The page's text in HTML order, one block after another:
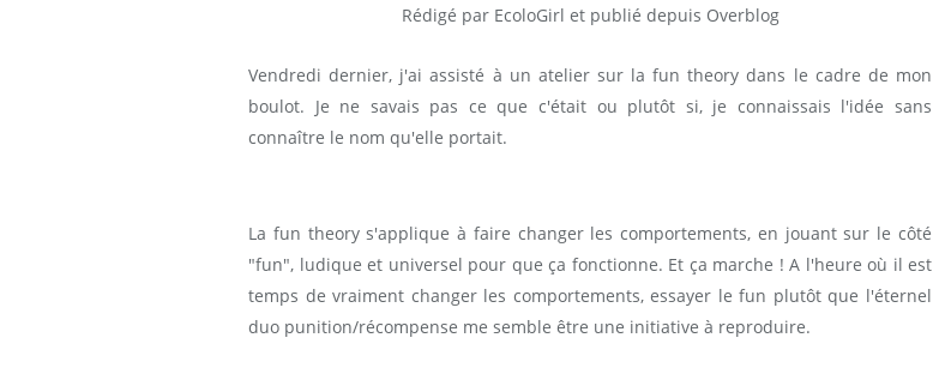
Rédigé par EcoloGirl et publié depuis Overblog
Vendredi dernier, j'ai assisté à un atelier sur la fun theory dans le cadre de mon
boulot. Je ne savais pas ce que c'était ou plutôt si, je connaissais l'idée sans
connaître le nom qu'elle portait.
La fun theory s'applique à faire changer les comportements, en jouant sur le côté
"fun", ludique et universel pour que ça fonctionne. Et ça marche ! A l'heure où il est
temps de vraiment changer les comportements, essayer le fun plutôt que l'éternel
duo punition/récompense me semble être une initiative à reproduire.